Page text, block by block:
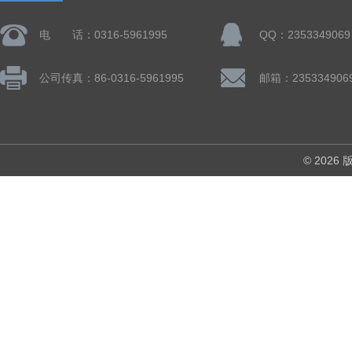
电 话：0316-5961995 QQ：2353349069
公司传真：86-0316-5961995 邮箱：
© 2026